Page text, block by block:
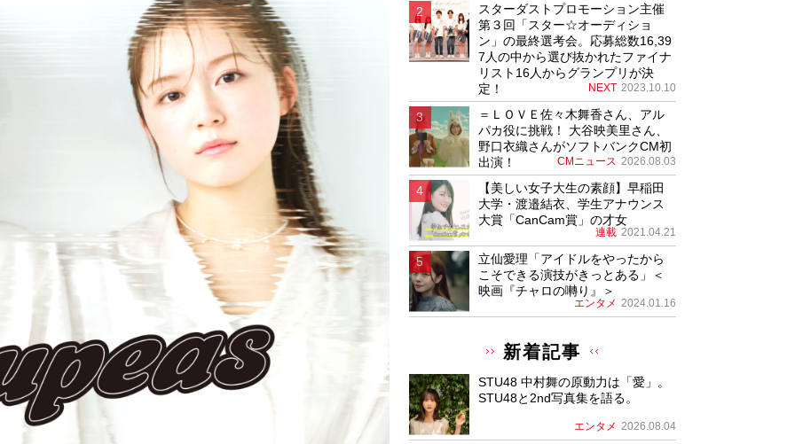
スターダストプロモーション主催
第３回「スター☆オーディショ
ン」の最終選考会。応募総数16,39
7人の中から選び抜かれたファイナ
リスト16人からグランプリが決
定！
NEXT 2023.10.10
＝ＬＯＶＥ佐々木舞香さん、アル
パカ役に挑戦！ 大谷映美里さん、
野口衣織さんがソフトバンクCM初
出演！
CMニュース 2026.08.03
【美しい女子大生の素顔】早稲田
大学・渡邉結衣、学生アナウンス
大賞「CanCam賞」の才女
連載 2021.04.21
立仙愛理「アイドルをやったから
こそできる演技がきっとある」＜
映画『チャロの囀り』＞
エンタメ 2024.01.16
新着記事
STU48 中村舞の原動力は「愛」。
STU48と2nd写真集を語る。
エンタメ 2026.08.04